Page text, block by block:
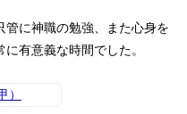
に神職の勉強、また心身を
有意義な時間でした。